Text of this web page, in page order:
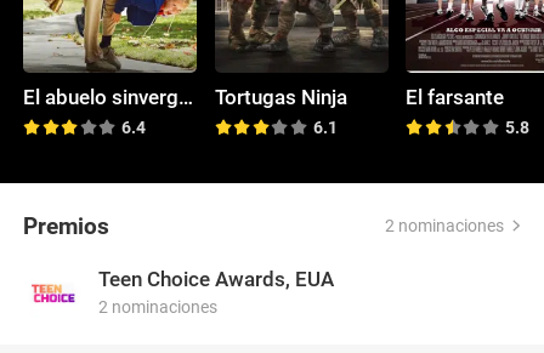
El abuelo sinvergüenza
6.4
Tortugas Ninja
6.1
El farsante
5.8
Premios 2 nominaciones
Teen Choice Awards, EUA
2 nominaciones